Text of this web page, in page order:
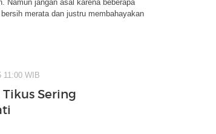
Namun jangan asal karena beberapa
merata dan justru membahayakan
11:00 WIB
Sering